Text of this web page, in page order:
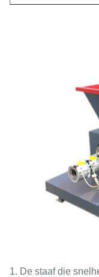
1. De staaf die